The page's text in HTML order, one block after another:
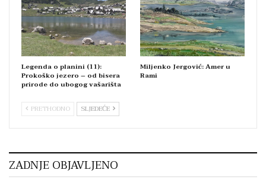
Legenda o planini (11):
Prokoško jezero – od bisera
prirode do ubogog vašarišta
Miljenko Jergović: Amer u
Rami
PRETHODNO SLJEDEĆE
ZADNJE OBJAVLJENO